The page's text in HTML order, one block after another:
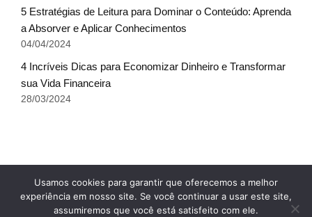
5 Estratégias de Leitura para Dominar o Conteúdo: Aprenda
a Absorver e Aplicar Conhecimentos
04/04/2024
4 Incríveis Dicas para Economizar Dinheiro e Transformar
sua Vida Financeira
28/03/2024
Fale conosco
Glossário do Sucesso
Política de Privacidade
Sobre Nós Termos de uso
x
Usamos cookies para garantir que oferecemos a melhor
experiência em nosso site. Se você continuar a usar este site,
assumiremos que você está satisfeito com ele.